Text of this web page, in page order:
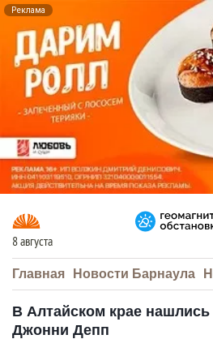
Реклама
8 августа
Главная Новости Барнаула
В Алтайском крае
Джонни Депп